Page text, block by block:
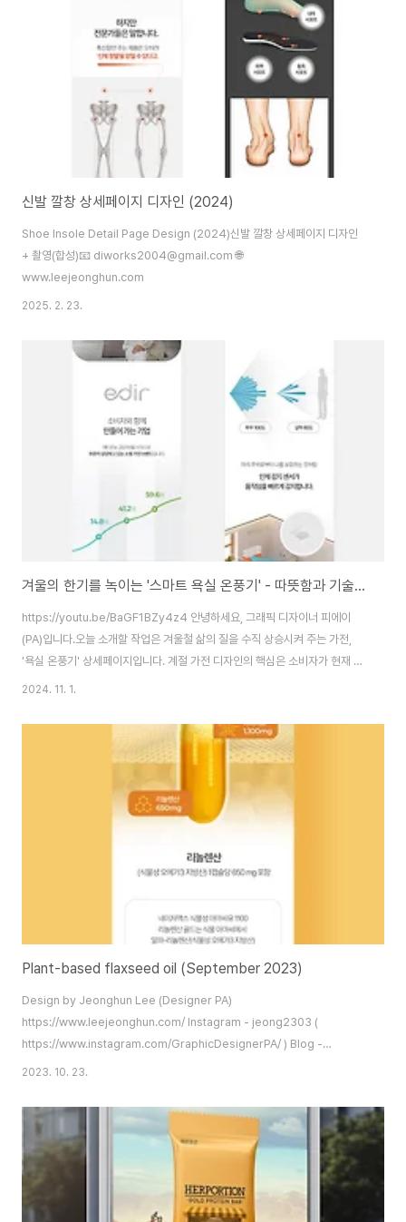
해, 수조가 1초 만에 분리되는 모습을 역동적인 화살표와 손 동작 이미지로 표
현했습니다. 텍스트를 읽기 전에 이미지만으로도 "아, 이건 정말 쓰기 편하겠
신발 깔창 상세페이지 디자인 (2024)
Shoe Insole Detail Page Design (2024)신발 깔창 상세페이지 디자인
+ 촬영(합성)📧 diworks2004@gmail.com 🌐
www.leejeonghun.com
2025. 2. 23.
겨울의 한기를 녹이는 '스마트 욕실 온풍기' - 따뜻함과 기술을 시각화 (2024)
https://youtu.be/BaGF1BZy4z4 안녕하세요, 그래픽 디자이너 피에이
(PA)입니다.오늘 소개할 작업은 겨울철 삶의 질을 수직 상승시켜 주는 가전,
'욕실 온풍기' 상세페이지입니다. 계절 가전 디자인의 핵심은 소비자가 현재 겪
고 있는 '추위'라는 고통(Pain Point)을 건드리고, 이를 우리 제품이 얼마나 스
는 것입니다.​주요 디자인 포인트​온도차를 활용한 감성 연출 (Visualizing
Warmth) 제품이 필요한 상황을 극적으로 보여주기 위해, 차가운 눈이 내리는
창밖 풍경과 김이 서린 따뜻한 욕실 이미지를 대비시켰습니다. 텍스트를 읽지
않아도 이미지만으로 "이 제품이 있으면 우리 집 욕실이 이렇게 ..
2024. 11. 1.
Plant-based flaxseed oil (September 2023)
Design by Jeonghun Lee (Designer PA)
https://www.leejeonghun.com/ Instagram - jeong2303 (
https://www.instagram.com/GraphicDesignerPA/ ) Blog -
https://artworks2004.tistory.com/ Kakao Talk - jeong2303 (
2023. 10. 23.